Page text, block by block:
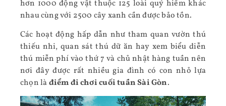
hơn 1000 động vật thuộc 125 loài quý hiếm khác
nhau cùng với 2500 cây xanh cần được bảo tồn.
Các hoạt động hấp dẫn như tham quan vườn thú
thiếu nhi, quan sát thú dữ ăn hay xem biểu diễn
thú miễn phí vào thứ 7 và chủ nhật hàng tuần nên
nơi đây được rất nhiều gia đình có con nhỏ lựa
chọn làđiểm đi chơi cuối tuần Sài Gòn.